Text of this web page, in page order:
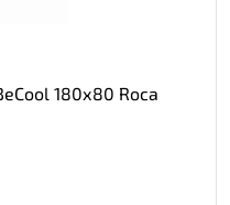
180х80 Roca